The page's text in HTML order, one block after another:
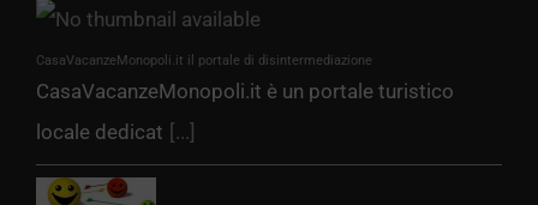
CasaVacanzeMonopoli.it il portale di disintermediazione
CasaVacanzeMonopoli.it è un portale turistico
locale dedicat [...]